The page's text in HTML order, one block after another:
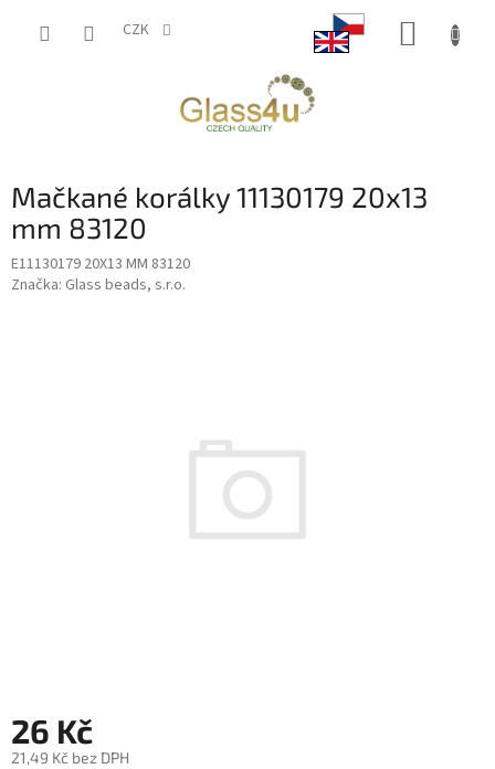
CZK
Mačkané korálky 11130179 20x13
mm 83120
E11130179 20X13 MM 83120
Značka: Glass beads, s.r.o.
26 Kč
21,49 Kč bez DPH